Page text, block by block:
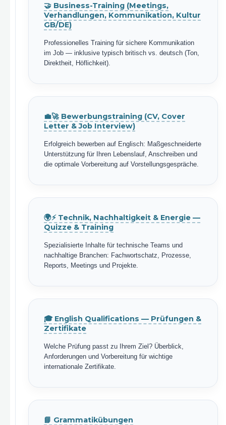
🤝 Business-Training (Meetings,
Verhandlungen, Kommunikation, Kultur
GB/DE)
Professionelles Training für sichere Kommunikation
im Job — inklusive typisch britisch vs. deutsch (Ton,
Direktheit, Höflichkeit).
💼🚀 Bewerbungstraining (CV, Cover
Letter & Job Interview)
Erfolgreich bewerben auf Englisch: Maßgeschneiderte
Unterstützung für Ihren Lebenslauf, Anschreiben und
die optimale Vorbereitung auf Vorstellungsgespräche.
🌍⚡ Technik, Nachhaltigkeit & Energie —
Quizze & Training
Spezialisierte Inhalte für technische Teams und
nachhaltige Branchen: Fachwortschatz, Prozesse,
Reports, Meetings und Projekte.
🎓 English Qualifications — Prüfungen &
Zertifikate
Welche Prüfung passt zu Ihrem Ziel? Überblick,
Anforderungen und Vorbereitung für wichtige
internationale Zertifikate.
📘 Grammatikübungen